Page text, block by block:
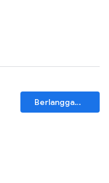
Berlangganan